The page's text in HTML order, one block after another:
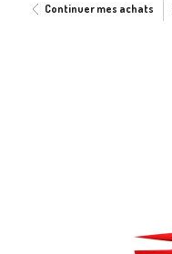
Continuer mes achats